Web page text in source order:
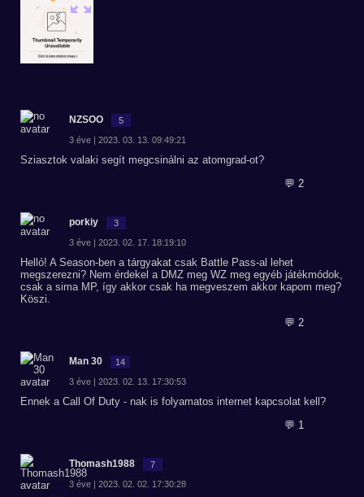
NZSOO 5
3 éve | 2023. 03. 13. 09:49:21
Sziasztok valaki segít megcsinálni az atomgrad-ot?
💬 2
porkiy 3
3 éve | 2023. 02. 17. 18:19:10
Helló! A Season-ben a tárgyakat csak Battle Pass-al lehet
megszerezni? Nem érdekel a DMZ meg WZ meg egyéb játékmódok,
csak a sima MP, így akkor csak ha megveszem akkor kapom meg?
Köszi.
💬 2
Man 30 14
3 éve | 2023. 02. 13. 17:30:53
Ennek a Call Of Duty - nak is folyamatos internet kapcsolat kell?
💬 1
Thomash1988 7
3 éve | 2023. 02. 02. 17:30:28